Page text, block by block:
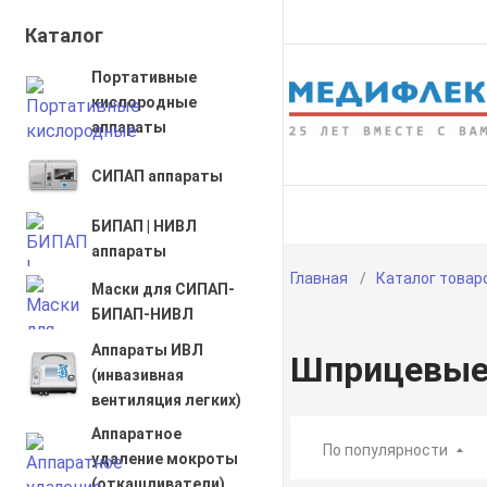
Каталог
Портативные
кислородные
аппараты
СИПАП аппараты
БИПАП | НИВЛ
аппараты
Маски для СИПАП-
БИПАП-НИВЛ
Аппараты ИВЛ
(инвазивная
вентиляция легких)
Аппаратное
удаление мокроты
Главная Каталог
По популярности